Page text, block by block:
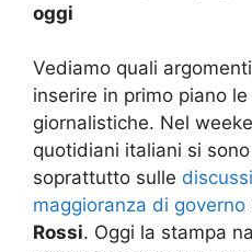
oggi
Vediamo quali
inserire in primo piano
giornalistiche. Nel
quotidiani italiani si
soprattutto sulle
maggioranza di governo
Rossi. Oggi la stampa